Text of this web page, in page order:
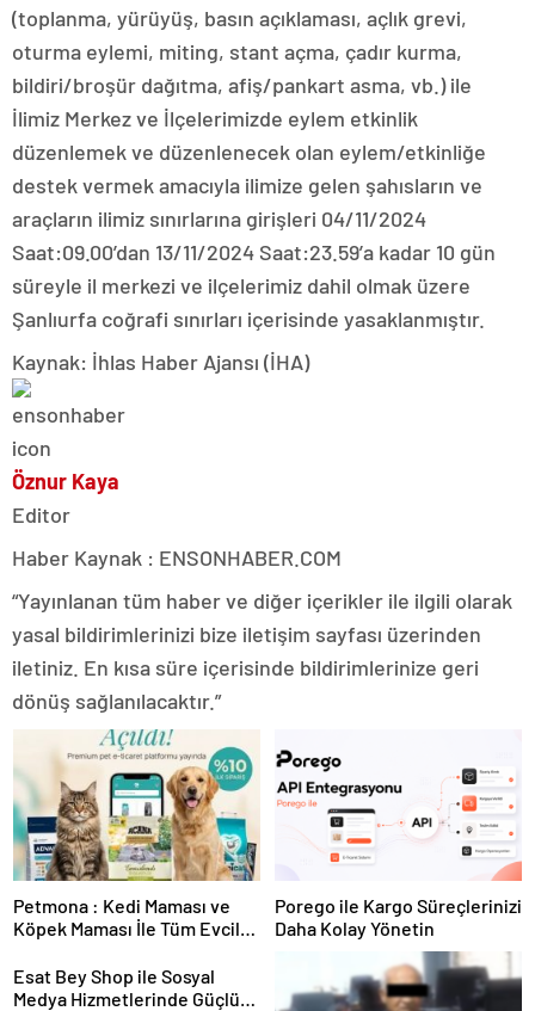
(toplanma, yürüyüş, basın açıklaması, açlık grevi,
oturma eylemi, miting, stant açma, çadır kurma,
bildiri/broşür dağıtma, afiş/pankart asma, vb.) ile
İlimiz Merkez ve İlçelerimizde eylem etkinlik
düzenlemek ve düzenlenecek olan eylem/etkinliğe
destek vermek amacıyla ilimize gelen şahısların ve
araçların ilimiz sınırlarına girişleri 04/11/2024
Saat:09.00’dan 13/11/2024 Saat:23.59’a kadar 10 gün
süreyle il merkezi ve ilçelerimiz dahil olmak üzere
Şanlıurfa coğrafi sınırları içerisinde yasaklanmıştır.
Kaynak: İhlas Haber Ajansı (İHA)
Öznur Kaya
Editor
Haber Kaynak : ENSONHABER.COM
“Yayınlanan tüm haber ve diğer içerikler ile ilgili olarak
yasal bildirimlerinizi bize iletişim sayfası üzerinden
iletiniz. En kısa süre içerisinde bildirimlerinize geri
dönüş sağlanılacaktır.”
Petmona : Kedi Maması ve
Köpek Maması İle Tüm Evcil
Porego ile Kargo Süreçlerinizi
Daha Kolay Yönetin
Esat Bey Shop ile Sosyal
Medya Hizmetlerinde Güçlü